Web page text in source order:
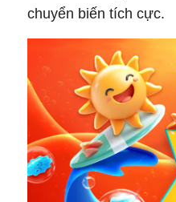
chuyển biến tích cực.